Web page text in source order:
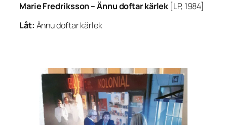
Marie Fredriksson –Ännu doftar kärlek [LP, 1984]
Låt: Ännu doftar kärlek